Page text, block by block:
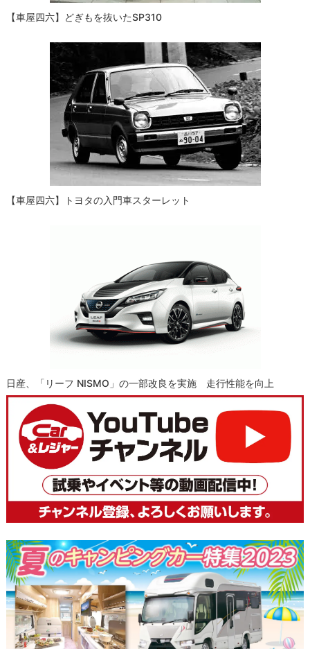
【車屋四六】どぎもを抜いたSP310
【車屋四六】トヨタの入門車スターレット
日産、「リーフ NISMO」の一部改良を実施 走行性能を向上